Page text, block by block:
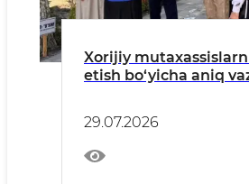
Xorijiy
etish bo‘yicha aniq
29.07.2026